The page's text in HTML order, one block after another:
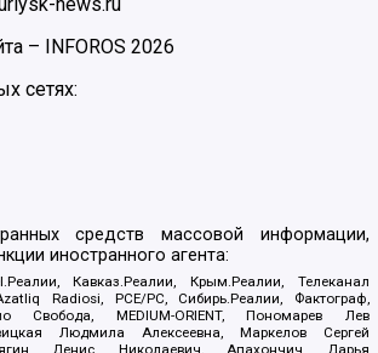
news.ru
–
INFOROS 2026
сетях:
средств массовой информации,
иностранного агента:
Кавказ.Реалии, Крым.Реалии, Телеканал
Radiosi, PCE/PC, Сибирь.Реалии, Фактограф,
Свобода, MEDIUM-ORIENT, Пономарев Лев
Людмила Алексеевна, Маркелов Сергей
Денис Николаевич, Апахончич Дарья